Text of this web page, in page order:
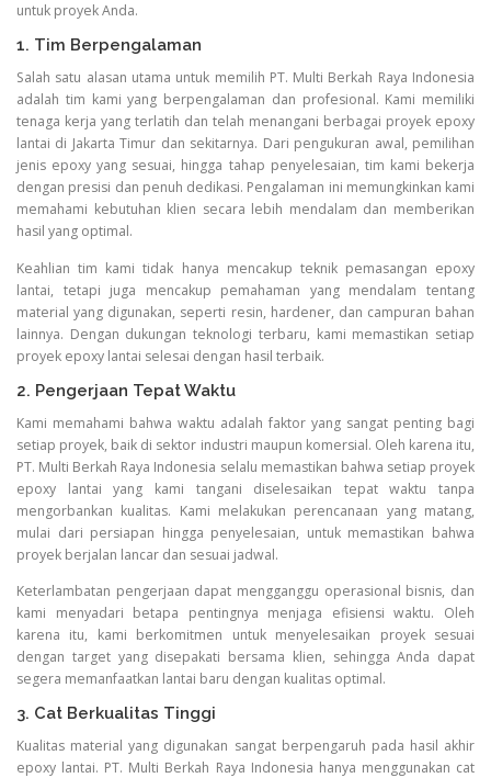
untuk proyek Anda.
1. Tim Berpengalaman
Salah satu alasan utama untuk memilih PT. Multi Berkah Raya Indonesia
adalah tim kami yang berpengalaman dan profesional. Kami memiliki
tenaga kerja yang terlatih dan telah menangani berbagai proyek epoxy
lantai di Jakarta Timur dan sekitarnya. Dari pengukuran awal, pemilihan
jenis epoxy yang sesuai, hingga tahap penyelesaian, tim kami bekerja
dengan presisi dan penuh dedikasi. Pengalaman ini memungkinkan kami
memahami kebutuhan klien secara lebih mendalam dan memberikan
hasil yang optimal.
Keahlian tim kami tidak hanya mencakup teknik pemasangan epoxy
lantai, tetapi juga mencakup pemahaman yang mendalam tentang
material yang digunakan, seperti resin, hardener, dan campuran bahan
lainnya. Dengan dukungan teknologi terbaru, kami memastikan setiap
proyek epoxy lantai selesai dengan hasil terbaik.
2. Pengerjaan Tepat Waktu
Kami memahami bahwa waktu adalah faktor yang sangat penting bagi
setiap proyek, baik di sektor industri maupun komersial. Oleh karena itu,
PT. Multi Berkah Raya Indonesia selalu memastikan bahwa setiap proyek
epoxy lantai yang kami tangani diselesaikan tepat waktu tanpa
mengorbankan kualitas. Kami melakukan perencanaan yang matang,
mulai dari persiapan hingga penyelesaian, untuk memastikan bahwa
proyek berjalan lancar dan sesuai jadwal.
Keterlambatan pengerjaan dapat mengganggu operasional bisnis, dan
kami menyadari betapa pentingnya menjaga efisiensi waktu. Oleh
karena itu, kami berkomitmen untuk menyelesaikan proyek sesuai
dengan target yang disepakati bersama klien, sehingga Anda dapat
segera memanfaatkan lantai baru dengan kualitas optimal.
3. Cat Berkualitas Tinggi
Kualitas material yang digunakan sangat berpengaruh pada hasil akhir
epoxy lantai. PT. Multi Berkah Raya Indonesia hanya menggunakan cat